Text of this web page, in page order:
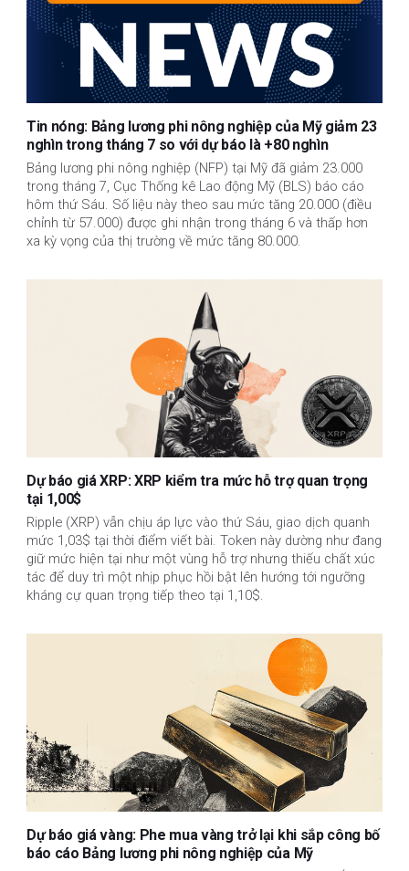
Tin nóng: Bảng lương phi nông nghiệp của Mỹ giảm 23
nghìn trong tháng 7 so với dự báo là +80 nghìn
Bảng lương phi nông nghiệp (NFP) tại Mỹ đã giảm 23.000
trong tháng 7, Cục Thống kê Lao động Mỹ (BLS) báo cáo
hôm thứ Sáu. Số liệu này theo sau mức tăng 20.000 (điều
chỉnh từ 57.000) được ghi nhận trong tháng 6 và thấp hơn
xa kỳ vọng của thị trường về mức tăng 80.000.
Dự báo giá XRP: XRP kiểm tra mức hỗ trợ quan trọng
tại 1,00$
Ripple (XRP) vẫn chịu áp lực vào thứ Sáu, giao dịch quanh
mức 1,03$ tại thời điểm viết bài. Token này dường như đang
giữ mức hiện tại như một vùng hỗ trợ nhưng thiếu chất xúc
tác để duy trì một nhịp phục hồi bật lên hướng tới ngưỡng
kháng cự quan trọng tiếp theo tại 1,10$.
Dự báo giá vàng: Phe mua vàng trở lại khi sắp công bố
báo cáo Bảng lương phi nông nghiệp của Mỹ